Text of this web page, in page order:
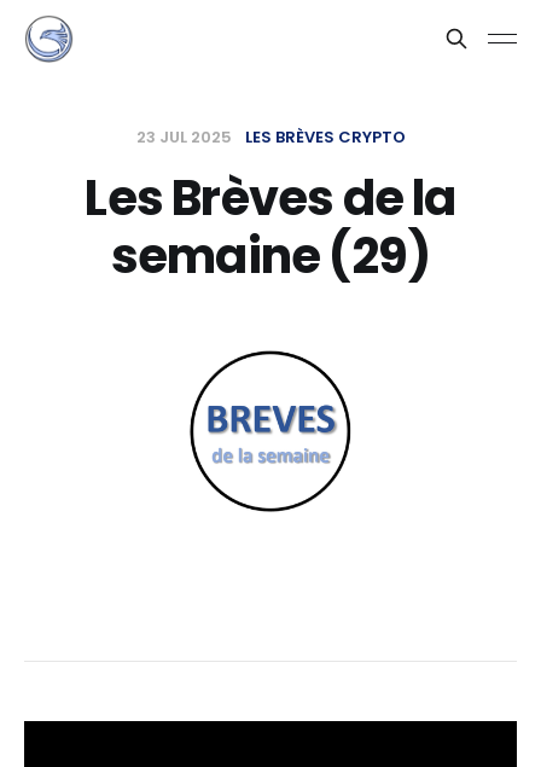
23 JUL 2025 LES BRÈVES CRYPTO
Les Brèves de la
semaine (29)